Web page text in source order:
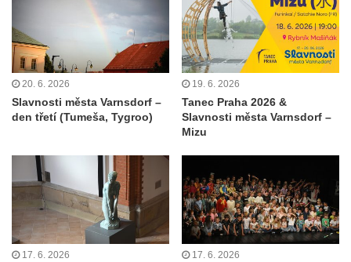
20. 6. 2026
Slavnosti města Varnsdorf –
den třetí (Tumeša, Tygroo)
19. 6. 2026
Tanec Praha 2026 &
Slavnosti města Varnsdorf –
Mizu
17. 6. 2026 17. 6. 2026